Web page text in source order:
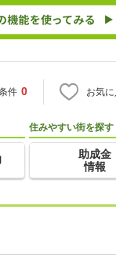
件 0 お気に
住みやすい街を探す
助成金
情報